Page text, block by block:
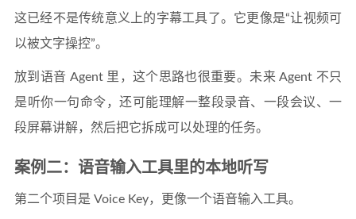
这已经不是传统意义上的字幕工具了。它更像是“让视频可
以被文字操控”。
放到语音 Agent 里，这个思路也很重要。未来 Agent 不只
是听你一句命令，还可能理解一整段录音、一段会议、一
段屏幕讲解，然后把它拆成可以处理的任务。
案例二：语音输入工具里的本地听写
第二个项目是 Voice Key，更像一个语音输入工具。